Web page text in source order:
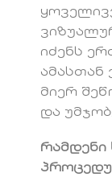
იძენს
ამასთან
მიერ
და
რამდენი